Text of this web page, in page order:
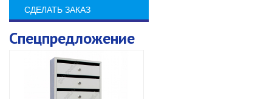
СДЕЛАТЬ ЗАКАЗ
Спецпредложение